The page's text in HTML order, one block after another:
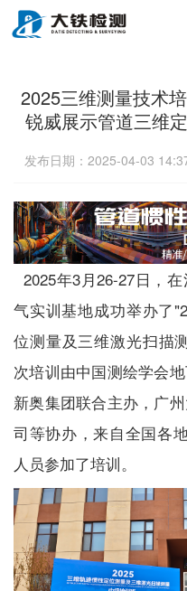
2025三维测量技术
锐威展示管道三维
发布日期：2025-04-03
2025年3月26-27日，
气实训基地成功举办了
位测量及三维激光扫描
次培训由中国测绘学会
新奥集团联合主办，广
司等协办，来自全国各
人员参加了培训。